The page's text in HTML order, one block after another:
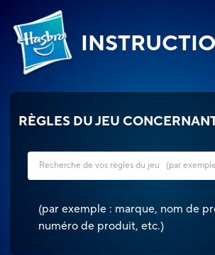
RÈGLES DU JEU
(par exemple : marque, nom de
numéro de produit, etc.)